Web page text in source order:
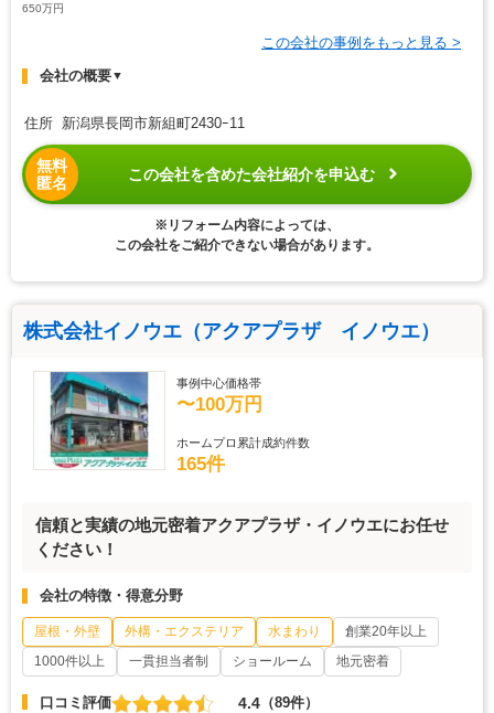
650万円
この会社の事例をもっと見る >
会社の概要▼
住所 新潟県長岡市新組町2430ｰ11
無料
匿名
この会社を含めた会社紹介を申込む
※リフォーム内容によっては、
この会社をご紹介できない場合があります。
株式会社イノウエ（アクアプラザ イノウエ）
事例中心価格帯
〜100万円
ホームプロ累計成約件数
165件
信頼と実績の地元密着アクアプラザ・イノウエにお任せ
ください！
会社の特徴・得意分野
屋根・外壁 外構・エクステリア 水まわり
創業20年以上
1000件以上
一貫担当者制 ショールーム 地元密着
口コミ評価 4.4 （89件）